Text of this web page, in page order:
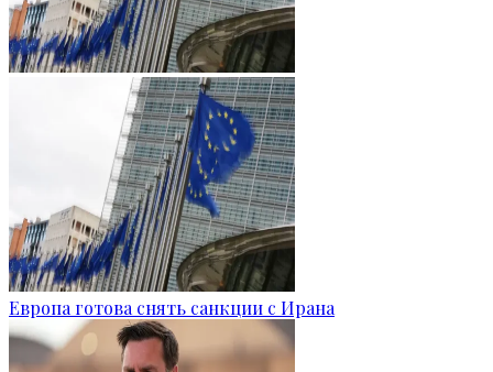
Европа готова снять санкции с Ирана